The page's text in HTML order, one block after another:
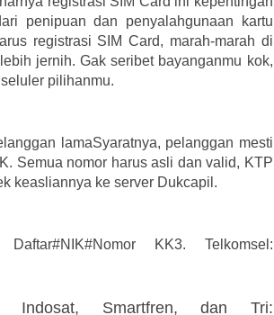
penipuan dan penyalahgunaan kartu
registrasi SIM Card, marah-marah di
jernih. Gak seribet bayanganmu kok,
pilihanmu.
lamaSyaratnya, pelanggan mesti
Semua nomor harus asli dan valid, KTP
keasliannya ke server Dukcapil.
KK3. Telkomsel:
Indosat, Smartfren, dan Tri: